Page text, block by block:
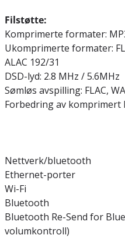
Filstøtte:
Komprimerte formater:
Ukomprimerte formater:
ALAC 192/31
DSD-lyd: 2.8 MHz / 5.6MHz
Sømløs avspilling: FLAC,
Forbedring av komprimert
Nettverk/bluetooth
Ethernet-porter
Wi-Fi
Bluetooth
Bluetooth Re-Send for
volumkontroll)